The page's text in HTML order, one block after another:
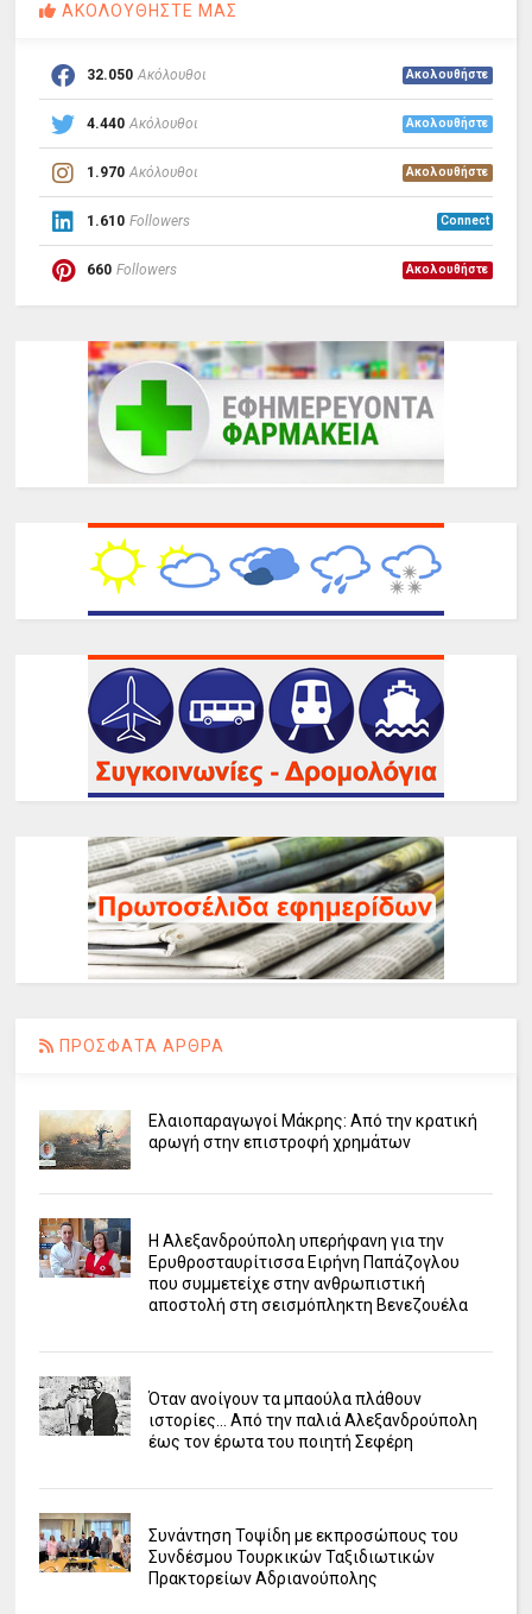
ΑΚΟΛΟΥΘΗΣΤΕ ΜΑΣ
32.050 Ακόλουθοι Ακολουθήστε
4.440 Ακόλουθοι Ακολουθήστε
1.970 Ακόλουθοι Ακολουθήστε
1.610 Followers Connect
660 Followers Ακολουθήστε
ΠΡΟΣΦΑΤΑ ΑΡΘΡΑ
Ελαιοπαραγωγοί Μάκρης: Από την κρατική
αρωγή στην επιστροφή χρημάτων
Η Αλεξανδρούπολη υπερήφανη για την
Ερυθροσταυρίτισσα Ειρήνη Παπάζογλου
που συμμετείχε στην ανθρωπιστική
αποστολή στη σεισμόπληκτη Βενεζουέλα
Όταν ανοίγουν τα μπαούλα πλάθουν
ιστορίες... Από την παλιά Αλεξανδρούπολη
έως τον έρωτα του ποιητή Σεφέρη
Συνάντηση Τοψίδη με εκπροσώπους του
Συνδέσμου Τουρκικών Ταξιδιωτικών
Πρακτορείων Αδριανούπολης